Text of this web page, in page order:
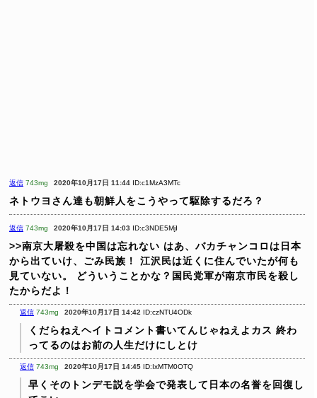
返信 743mg 2020年10月17日 11:44 ID:c1MzA3MTc
ネトウヨさん達も朝鮮人をこうやって駆除するだろ？
返信 743mg 2020年10月17日 14:03 ID:c3NDE5MjI
>>南京大屠殺を中国は忘れない はあ、バカチャンコロは日本
から出ていけ、ごみ民族！
江沢民は近くに住んでいたが何も
見ていない。
どういうことかな？国民党軍が南京市民を殺し
たからだよ！
返信 743mg 2020年10月17日 14:42 ID:czNTU4ODk
くだらねえヘイトコメント書いてんじゃねえよカス 終わ
ってるのはお前の人生だけにしとけ
返信 743mg 2020年10月17日 14:45 ID:IxMTM0OTQ
早くそのトンデモ説を学会で発表して日本の名誉を回復し